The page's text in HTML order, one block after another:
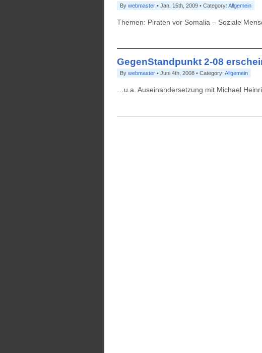
By webmaster • Jan. 15th, 2009 • Category: Allgemein
Themen: Piraten vor Somalia – Soziale
GegenStandpunkt 2-08
By webmaster • Juni 4th, 2008 • Category: Allgemein
…u.a. Auseinandersetzung mit Michael